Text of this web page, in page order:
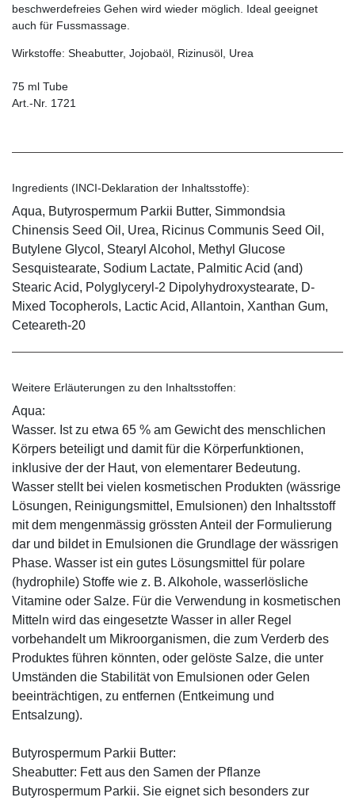
beschwerdefreies Gehen wird wieder möglich. Ideal geeignet
auch für Fussmassage.
Wirkstoffe: Sheabutter, Jojobaöl, Rizinusöl, Urea
75 ml Tube
Art.-Nr. 1721
Ingredients (INCI-Deklaration der Inhaltsstoffe):
Aqua, Butyrospermum Parkii Butter, Simmondsia
Chinensis Seed Oil, Urea, Ricinus Communis Seed Oil,
Butylene Glycol, Stearyl Alcohol, Methyl Glucose
Sesquistearate, Sodium Lactate, Palmitic Acid (and)
Stearic Acid, Polyglyceryl-2 Dipolyhydroxystearate, D-
Mixed Tocopherols, Lactic Acid, Allantoin, Xanthan Gum,
Ceteareth-20
Weitere Erläuterungen zu den Inhaltsstoffen:
Aqua:
Wasser. Ist zu etwa 65 % am Gewicht des menschlichen
Körpers beteiligt und damit für die Körperfunktionen,
inklusive der der Haut, von elementarer Bedeutung.
Wasser stellt bei vielen kosmetischen Produkten (wässrige
Lösungen, Reinigungsmittel, Emulsionen) den Inhaltsstoff
mit dem mengenmässig grössten Anteil der Formulierung
dar und bildet in Emulsionen die Grundlage der wässrigen
Phase. Wasser ist ein gutes Lösungsmittel für polare
(hydrophile) Stoffe wie z. B. Alkohole, wasserlösliche
Vitamine oder Salze. Für die Verwendung in kosmetischen
Mitteln wird das eingesetzte Wasser in aller Regel
vorbehandelt um Mikroorganismen, die zum Verderb des
Produktes führen könnten, oder gelöste Salze, die unter
Umständen die Stabilität von Emulsionen oder Gelen
beeinträchtigen, zu entfernen (Entkeimung und
Entsalzung).
Butyrospermum Parkii Butter:
Sheabutter: Fett aus den Samen der Pflanze
Butyrospermum Parkii. Sie eignet sich besonders zur